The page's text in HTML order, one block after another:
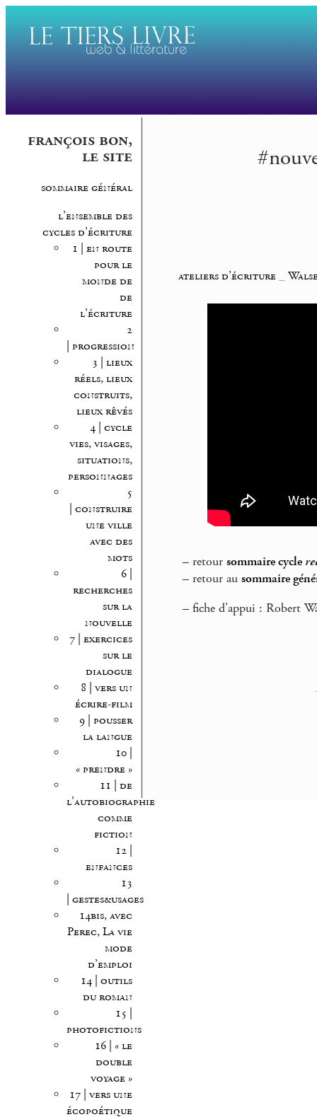
françois bon,
le site
sommaire général
l’ensemble des
cycles d’écriture
1 | en route
pour le
monde de
de
l’écriture
2
| progression
3 | lieux
réels, lieux
construits,
lieux rêvés
4 | cycle
vies, visages,
situations,
personnages
5
| construire
une ville
avec des
mots
6 |
recherches
sur la
nouvelle
7 | exercices
sur le
dialogue
8 | vers un
écrire-film
9 | pousser
la langue
10 |
« prendre »
11 | de
l’autobiographie
comme
fiction
12 |
enfances
13
| gestes&usages
14bis, avec
Perec, La vie
mode
d’emploi
14 | outils
du roman
15 |
photofictions
16 | « le
double
voyage »
17 | vers une
écopoétique
ateliers d’écriture_
– retour sommaire cycle
– retour au sommaire
– fiche d’appui : Robert